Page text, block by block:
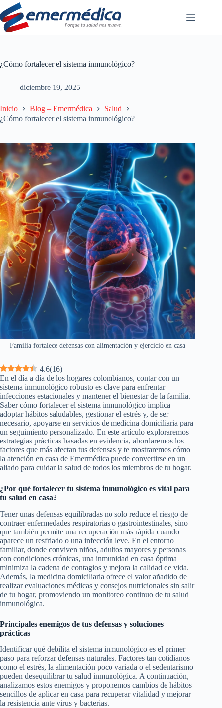
Saltar
al
contenido
¿Cómo fortalecer el sistema inmunológico?
diciembre 19, 2025
Inicio Blog – Emermédica
Salud
¿Cómo fortalecer el sistema inmunológico?
Familia fortalece defensas con alimentación y ejercicio en casa
4.6(16)
En el día a día de los hogares colombianos, contar con un
sistema inmunológico robusto es clave para enfrentar
infecciones estacionales y mantener el bienestar de la familia.
Saber cómo fortalecer el sistema inmunológico implica
adoptar hábitos saludables, gestionar el estrés y, de ser
necesario, apoyarse en servicios de medicina domiciliaria para
un seguimiento personalizado. En este artículo exploraremos
estrategias prácticas basadas en evidencia, abordaremos los
factores que más afectan tus defensas y te mostraremos cómo
la atención en casa de Emermédica puede convertirse en un
aliado para cuidar la salud de todos los miembros de tu hogar.
¿Por qué fortalecer tu sistema inmunológico es vital para
tu salud en casa?
Tener unas defensas equilibradas no solo reduce el riesgo de
contraer enfermedades respiratorias o gastrointestinales, sino
que también permite una recuperación más rápida cuando
aparece un resfriado o una infección leve. En el entorno
familiar, donde conviven niños, adultos mayores y personas
con condiciones crónicas, una inmunidad en casa óptima
minimiza la cadena de contagios y mejora la calidad de vida.
Además, la medicina domiciliaria ofrece el valor añadido de
realizar evaluaciones médicas y consejos nutricionales sin salir
de tu hogar, promoviendo un monitoreo continuo de tu salud
inmunológica.
Principales enemigos de tus defensas y soluciones
prácticas
Identificar qué debilita el sistema inmunológico es el primer
paso para reforzar defensas naturales. Factores tan cotidianos
como el estrés, la alimentación poco variada o el sedentarismo
pueden desequilibrar tu salud inmunológica. A continuación,
analizamos estos enemigos y proponemos cambios de hábitos
sencillos de aplicar en casa para recuperar vitalidad y mejorar
la resistencia ante virus y bacterias.